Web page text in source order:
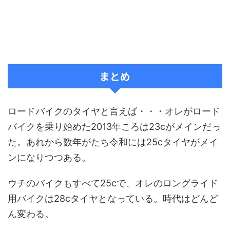
まとめ
ロードバイクのタイヤと言えば・・・オレがロード
バイクを乗り始めた2013年ころは23cがメインだっ
た。あれから数年がたち令和には25cタイヤがメイ
ンになりつつある。
ウチのバイクもすべて25cで、オレのロングライド
用バイクは28cタイヤとなっている。時代はどんど
ん変わる。